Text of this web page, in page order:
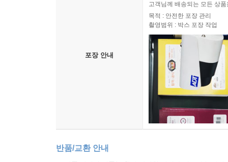
부자는 망해도 삼대를 가고 계획이 웅장하면 실패
고생이라 생각하면 불행했지만 후일에 술을 마시
을 돌이켜 차를 타고 지나가는 풍경이길 바랐다.
서 지나가는 산책길이라고 생각했다. 가난은 여
--- p.197
포장 안내
고객님께 배송되는 모든 상
목적 : 안전한 포장 관리
촬영범위 : 박스 포장 작업
반품/교환 안내